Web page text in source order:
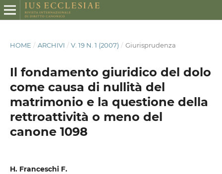
HOME / ARCHIVI / V. 19 N. 1 (2007) / Giurisprudenza
Il fondamento giuridico del dolo
come causa di nullità del
matrimonio e la questione della
rettroattività o meno del
canone 1098
H. Franceschi F.